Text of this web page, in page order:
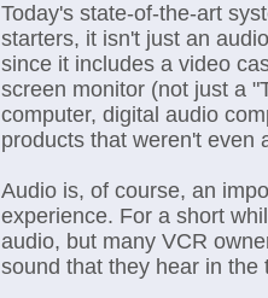
Today's state-of-the-art
starters, it isn't just an
since it includes a video
screen monitor (not just a
computer, digital audio
products that weren't even
Audio is, of course, an
experience. For a short
audio, but many VCR
sound that they hear in